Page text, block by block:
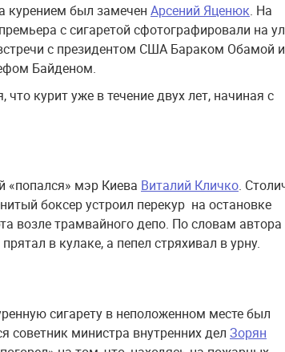
курением был замечен Арсений Яценюк. На
с сигаретой сфотографировали на
с президентом США Бараком Обамой и
Байденом.
курит уже в течение двух лет, начиная с
«попался» мэр Киева Виталий Кличко.
боксер устроил перекур на остановке
возле трамвайного депо. По словам автора
в кулаке, а пепел стряхивал в урну.
сигарету в неположенном месте был
советник министра внутренних дел Зорян